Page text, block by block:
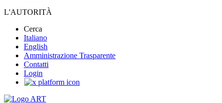
L'AUTORITÀ
Cerca
Italiano
English
Amministrazione Trasparente
Contatti
Login